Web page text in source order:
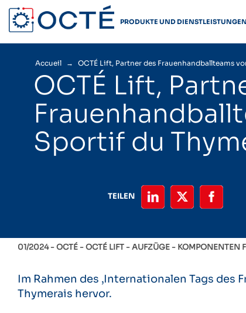
Skip
content
PRODUKTE UND DIENSTLEISTUNGEN
Accueil → OCTÉ Lift, Partner des Frauenhandballteams
OCTÉ Lift,
Sportif du
TEILEN
01/2024 -OCTÉ OCTÉ LIFT AUFZÜGE KOMPONENTEN
Im Rahmen des ‚Internationalen Tags des
Thymerais hervor.